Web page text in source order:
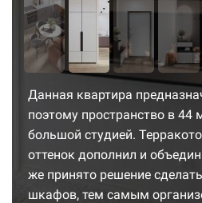
Данная квартира
поэтому пространство в 44
большой студией.
оттенок дополнил и
же принято решение
шкафов, тем самым